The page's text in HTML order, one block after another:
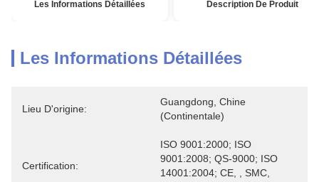
Les Informations Détaillées Description De Produit
Les Informations Détaillées
Lieu D'origine:
Guangdong, Chine
(continentale)
Certification:
ISO 9001:2000; ISO
9001:2008; QS-9000; ISO
14001:2004; CE, , SMC,